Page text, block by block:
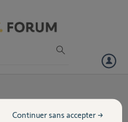
Continuer sans accepter →